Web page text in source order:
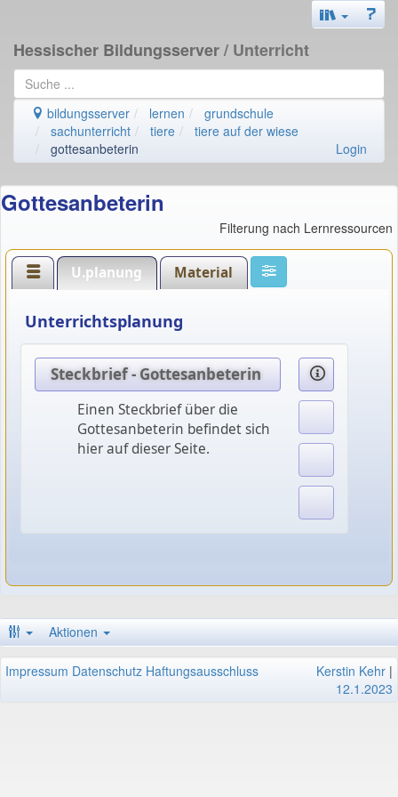
Hessischer Bildungsserver/ Unterricht
bildungsserver lernen
grundschule
sachunterricht
tiere
tiere auf der wiese
gottesanbeterin
Login
Gottesanbeterin
Filterung nach Lernressourcen
U.planung Material
Unterrichtsplanung
Steckbrief - Gottesanbeterin
Einen Steckbrief über die
Gottesanbeterin befindet sich
hier auf dieser Seite.
Aktionen
Impressum Datenschutz Haftungsausschluss Kerstin Kehr |
12.1.2023